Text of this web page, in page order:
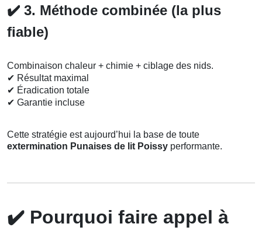
✔️ 3. Méthode combinée (la plus
fiable)
Combinaison chaleur + chimie + ciblage des nids.
✔ Résultat maximal
✔ Éradication totale
✔ Garantie incluse
Cette stratégie est aujourd’hui la base de toute
extermination Punaises de lit Poissy performante.
✔️ Pourquoi faire appel à